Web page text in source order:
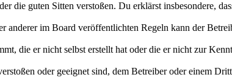
die guten Sitten verstoßen. Du erklärst insbesondere,
anderer im Board veröffentlichten Regeln kann der
die er nicht selbst erstellt hat oder die er nicht zur
oder geeignet sind, dem Betreiber oder einem